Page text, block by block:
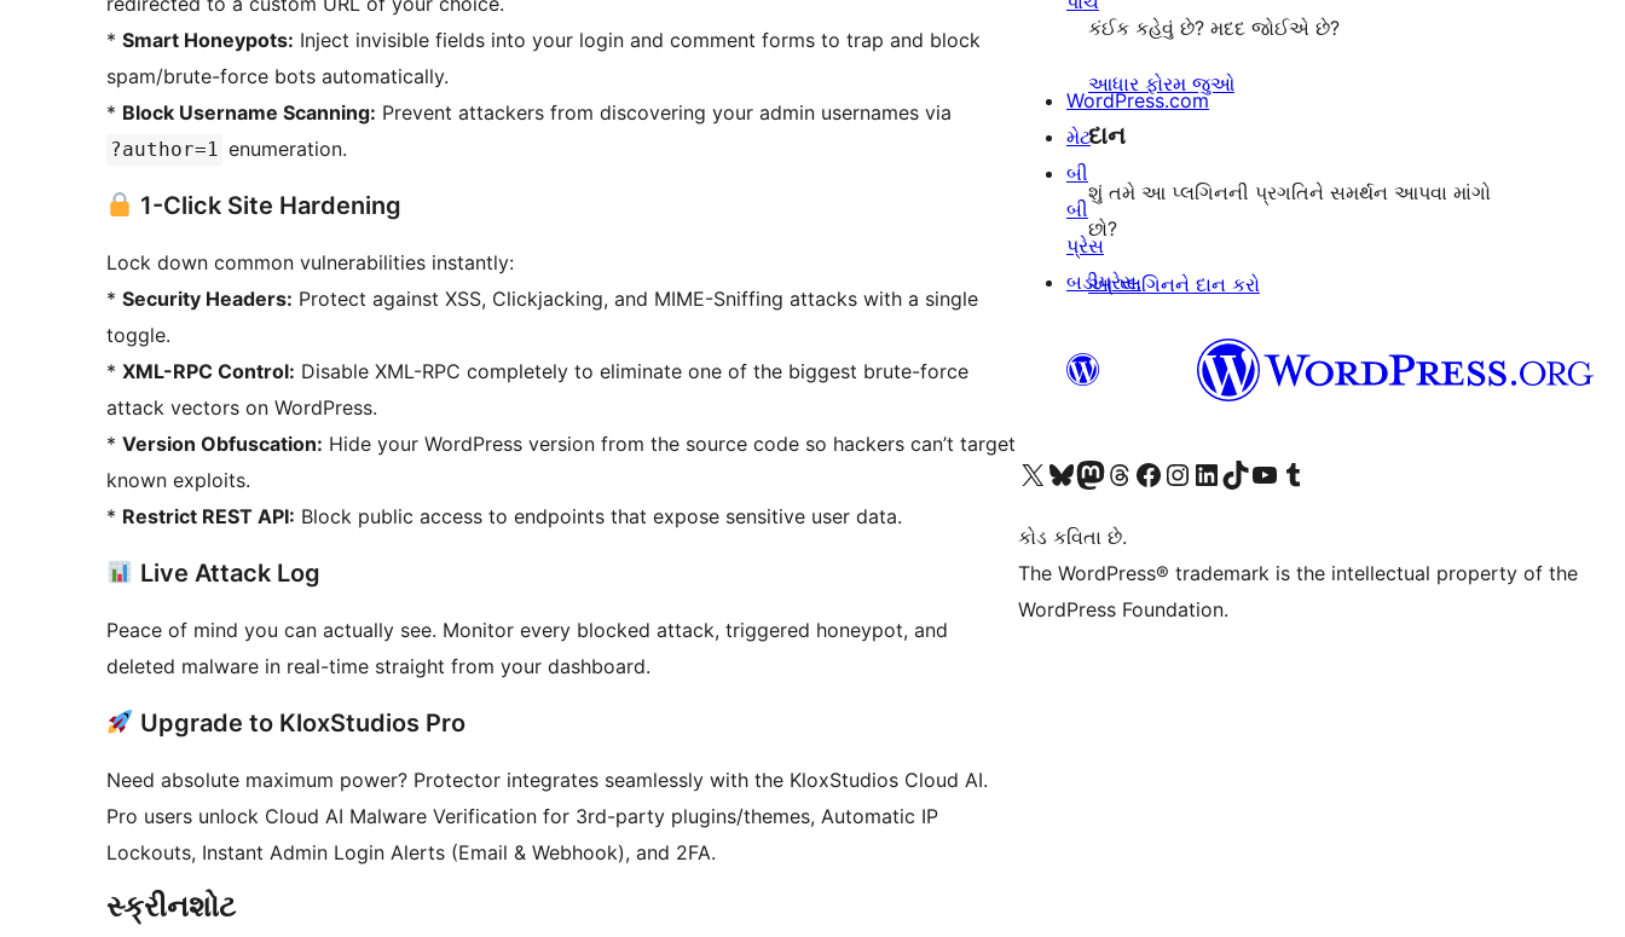
* Smart Honeypots: Inject invisible fields into your login and comment forms to trap and block
spam/brute-force bots automatically.
* Block Username Scanning: Prevent attackers from discovering your admin usernames via
?author=1 enumeration.
1-Click Site Hardening
Lock down common vulnerabilities instantly:
* Security Headers: Protect against XSS, Clickjacking, and MIME-Sniffing attacks with a single
toggle.
* XML-RPC Control: Disable XML-RPC completely to eliminate one of the biggest brute-force
attack vectors on WordPress.
* Version Obfuscation: Hide your WordPress version from the source code so hackers can’t target
known exploits.
* Restrict REST API: Block public access to endpoints that expose sensitive user data.
Live Attack Log
Peace of mind you can actually see. Monitor every blocked attack, triggered honeypot, and
deleted malware in real-time straight from your dashboard.
Upgrade to KloxStudios Pro
Need absolute maximum power? Protector integrates seamlessly with the KloxStudios Cloud AI.
Pro users unlock Cloud AI Malware Verification for 3rd-party plugins/themes, Automatic IP
Lockouts, Instant Admin Login Alerts (Email & Webhook), and 2FA.
સ્ક્રીનશોટ
કંઈક કહેવું છે? મદદ જોઈએ છે?
આધાર ફોરમ જુઓ
દાન
શું તમે આ પ્લગિનની પ્રગતિને સમર્થન આપવા માંગો
છો?
આ પ્લગિનને દાન કરો
WordPress.com
મેટ
બી
બી
પ્રેસ
બડીપ્રેસ.
અમારા X (અગાઉ ટ્વિટર) એકાઉન્ટની મુલાકાત લોઅમારા Bluesky એકાઉન્ટની મુલાકાત લોઅમારા માસ્ટોડોન એકાઉન્ટની મુલાકાત લોઅમારા Threads એકાઉન્ટની મુલાકાત લો અમારા ફેસબુક પેજની મુલાકાત લોઅમારા ઇન્સ્ટાગ્રામ એકાઉન્ટની મુલાકાત લો અમારા LinkedIn એકાઉન્ટની મુલાકાત લોઅમારા TikTok એકાઉન્ટની મુલાકાત લોઅમારી YouTube ચેનલની મુલાકાત લો અમારા Tumblr એકાઉન્ટની મુલાકાત લો
કોડ કવિતા છે.
The WordPress® trademark is the intellectual property of the
WordPress Foundation.